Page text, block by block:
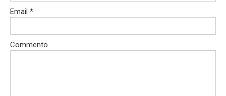
Email *
Commento